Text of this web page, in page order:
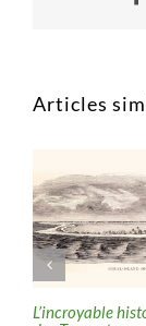
Articles
L’incroyable